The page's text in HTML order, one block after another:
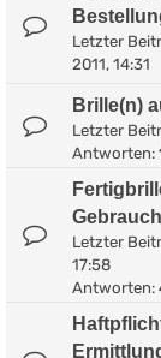
Letzter
2011, 14:31
Brille(n)
Letzter
Antworten:
Letzter
17:58
Antworten: